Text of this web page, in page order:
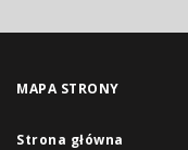
MAPA STRONY
Strona główna